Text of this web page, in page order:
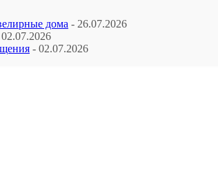
дома - 26.07.2026
- 02.07.2026